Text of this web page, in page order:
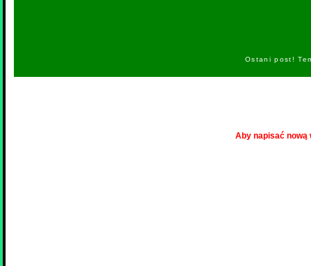
Ostani post!
Aby napisać nową